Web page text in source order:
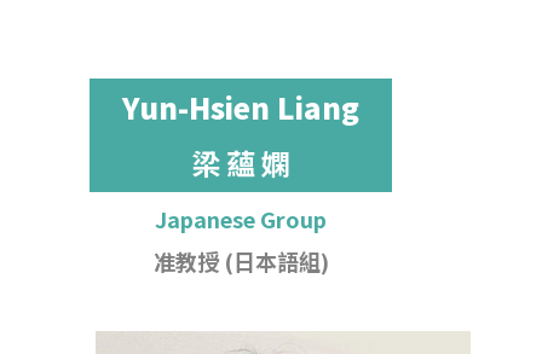
Yun-Hsien Liang
梁 蘊 嫻
Japanese Group
准教授 (日本語組)